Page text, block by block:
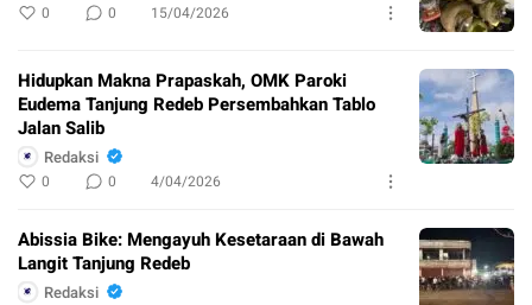
0 0 15/04/2026
Hidupkan Makna Prapaskah, OMK Paroki
Eudema Tanjung Redeb Persembahkan Tablo
Jalan Salib
Redaksi
0 0 4/04/2026
Abissia Bike: Mengayuh Kesetaraan di Bawah
Langit Tanjung Redeb
Redaksi